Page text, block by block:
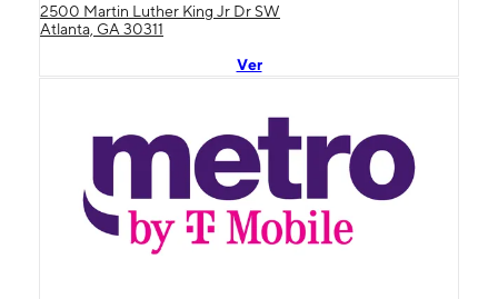
2500 Martin Luther King Jr Dr SW
Atlanta, GA 30311
Ver